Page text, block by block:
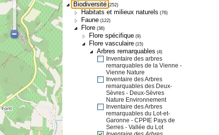
Biodiversité (252)
Habitats et milieux naturels (76)
Faune (122)
Flore (36)
Flore spécifique (9)
Flore vasculaire (15)
Arbres remarquables (4)
Inventaire des arbres
remarquables de la Vienne -
Vienne Nature
Inventaire des Arbres
remarquables des Deux-
Sèvres - Deux-Sèvres
Nature Environnement
Inventaire des Arbres
remarquables du Lot-et-
Garonne - CPPIE Pays de
Serres - Vallée du Lot